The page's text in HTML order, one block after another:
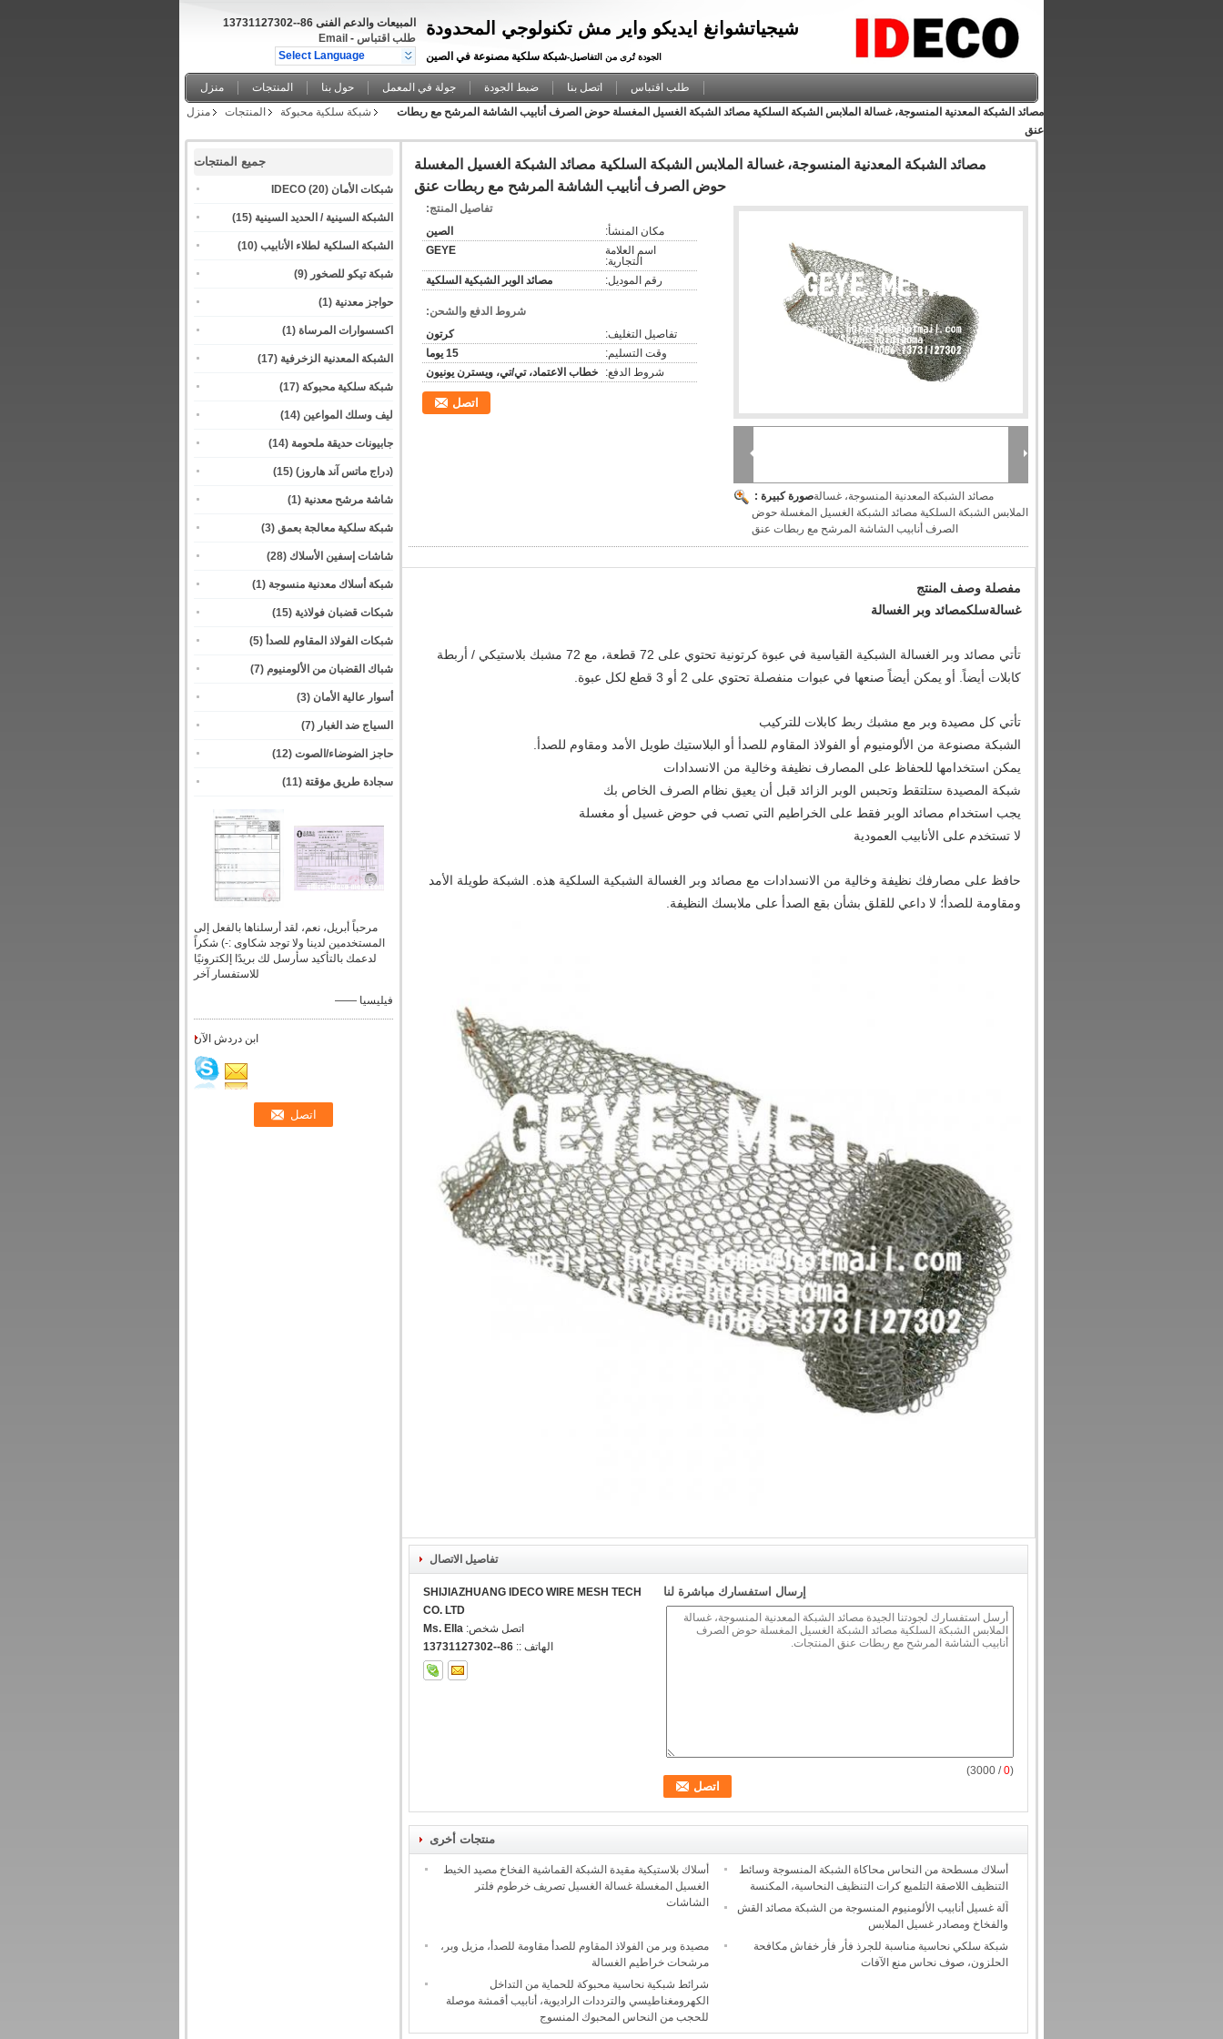
شيجياتشوانغ ايديكو واير مش تكنولوجي المحدودة
الجودة تُرى من التفاصيل-شبكة سلكية مصنوعة في الصين
المبيعات والدعم الفنى 86--13731127302
طلب اقتباس -
Email
Select Language
منزل المنتجات حول بنا جولة في المعمل ضبط الجودة اتصل بنا
طلب اقتباس
منزل
المنتجات شبكة سلكية محبوكة
مصائد الشبكة المعدنية المنسوجة، غسالة الملابس الشبكة السلكية مصائد الشبكة الغسيل المغسلة حوض الصرف أنابيب الشاشة المرشح مع ربطات
عنق
جميع المنتجات
شبكات الأمان IDECO (20)
الشبكة السينية / الحديد السينية (15)
الشبكة السلكية لطلاء الأنابيب (10)
شبكة تيكو للصخور (9)
حواجز معدنية (1)
اكسسوارات المرساة (1)
الشبكة المعدنية الزخرفية (17)
شبكة سلكية محبوكة (17)
ليف وسلك المواعين (14)
جابيونات حديقة ملحومة (14)
(دراج ماتس آند هاروز) (15)
شاشة مرشح معدنية (1)
شبكة سلكية معالجة بعمق (3)
شاشات إسفين الأسلاك (28)
شبكة أسلاك معدنية منسوجة (1)
شبكات قضبان فولاذية (15)
شبكات الفولاذ المقاوم للصدأ (5)
شباك القضبان من الألومنيوم (7)
أسوار عالية الأمان (3)
السياج ضد الغبار (7)
حاجز الضوضاء/الصوت (12)
سجادة طريق مؤقتة (11)
مرحباً أبريل، نعم، لقد أرسلناها بالفعل إلى
المستخدمين لدينا ولا توجد شكاوى :-) شكراً
لدعمك بالتأكيد سأرسل لك بريدًا إلكترونيًا
للاستفسار آخر
—— فيليسيا
ابن دردش الآن
مصائد الشبكة المعدنية المنسوجة، غسالة الملابس الشبكة السلكية مصائد الشبكة الغسيل المغسلة
حوض الصرف أنابيب الشاشة المرشح مع ربطات عنق
صورة كبيرة :مصائد الشبكة المعدنية المنسوجة، غسالة
الملابس الشبكة السلكية مصائد الشبكة الغسيل المغسلة حوض
الصرف أنابيب الشاشة المرشح مع ربطات عنق
تفاصيل المنتج:
مكان المنشأ:
الصين
اسم العلامة
التجارية:
GEYE
رقم الموديل: مصائد الوبر الشبكية السلكية
شروط الدفع والشحن:
تفاصيل التغليف:
كرتون
وقت التسليم:
15 يوما
شروط الدفع:
خطاب الاعتماد، تي/تي، ويسترن يونيون
اتصل
مفصلة وصف المنتج
غسالةسلكمصائد وبر الغسالة
تأتي مصائد وبر الغسالة الشبكية القياسية في عبوة كرتونية تحتوي على 72 قطعة، مع 72 مشبك بلاستيكي / أربطة
كابلات أيضاً. أو يمكن أيضاً صنعها في عبوات منفصلة تحتوي على 2 أو 3 قطع لكل عبوة.
تأتي كل مصيدة وبر مع مشبك ربط كابلات للتركيب
الشبكة مصنوعة من الألومنيوم أو الفولاذ المقاوم للصدأ أو البلاستيك طويل الأمد ومقاوم للصدأ.
يمكن استخدامها للحفاظ على المصارف نظيفة وخالية من الانسدادات
شبكة المصيدة ستلتقط وتحبس الوبر الزائد قبل أن يعيق نظام الصرف الخاص بك
يجب استخدام مصائد الوبر فقط على الخراطيم التي تصب في حوض غسيل أو مغسلة
لا تستخدم على الأنابيب العمودية
حافظ على مصارفك نظيفة وخالية من الانسدادات مع مصائد وبر الغسالة الشبكية السلكية هذه. الشبكة طويلة الأمد
ومقاومة للصدأ؛ لا داعي للقلق بشأن بقع الصدأ على ملابسك النظيفة.
تفاصيل الاتصال
SHIJIAZHUANG IDECO WIRE MESH TECH
CO. LTD
اتصل شخص: Ms. Ella
الهاتف :: 86--13731127302
إرسال استفسارك مباشرة لنا
(
0
/ 3000)
منتجات أخرى
أسلاك بلاستيكية مقيدة الشبكة القماشية الفخاخ مصيد الخيط
الغسيل المغسلة غسالة الغسيل تصريف خرطوم فلتر
الشاشات
أسلاك مسطحة من النحاس محاكاة الشبكة المنسوجة وسائط
التنظيف اللاصقة التلميع كرات التنظيف النحاسية، المكنسة
آلة غسيل أنابيب الألومنيوم المنسوجة من الشبكة مصائد القش
والفخاخ ومصادر غسيل الملابس
مصيدة وبر من الفولاذ المقاوم للصدأ مقاومة للصدأ، مزيل وبر،
مرشحات خراطيم الغسالة
شبكة سلكي نحاسية مناسبة للجرذ فأر فأر خفاش مكافحة
الحلزون، صوف نحاس منع الآفات
شرائط شبكية نحاسية محبوكة للحماية من التداخل
الكهرومغناطيسي والترددات الراديوية، أنابيب أقمشة موصلة
للحجب من النحاس المحبوك المنسوج